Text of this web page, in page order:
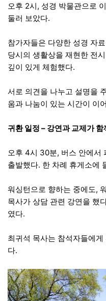
오후 2시, 성경 박물관으로
둘러 보았다.
참가자들은 다양한 성경 자
당시의 생활상을 재현한 전
깊이 있게 체험했다.
서로 의견을 나누고 설명을
움과 나눔이 있는 시간이 이
귀환 일정 – 강연과 교제가
오후 4시 30분, 버스 안에서
출발했다. 한 차례 휴게소에
워싱턴으로 향하는 중에도,
목사가 상담 관련 강연을 했
였다.
최귀석 목사는 참석자들에
다.